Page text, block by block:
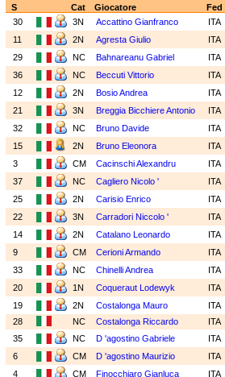
S Cat Giocatore
Fed
30
3N Accattino Gianfranco
ITA
11
2N Agresta Giulio
ITA
29
NC Bahnareanu Gabriel
ITA
36
NC Beccuti Vittorio
ITA
12
2N Bosio Andrea
ITA
21
3N Breggia Bicchiere Antonio
ITA
32
NC Bruno Davide
ITA
15
2N Bruno Eleonora
ITA
3
CM Cacinschi Alexandru
ITA
37
NC Cagliero Nicolo '
ITA
25
2N Carisio Enrico
ITA
22
3N Carradori Niccolo '
ITA
14
2N Catalano Leonardo
ITA
9
CM Cerioni Armando
ITA
33
NC Chinelli Andrea
ITA
20
1N Coqueraut Lodewyk
ITA
19
2N Costalonga Mauro
ITA
28
NC Costalonga Riccardo
ITA
35
NC D 'agostino Gabriele
ITA
6
CM D 'agostino Maurizio
ITA
4
CM Finocchiaro Gianluca
ITA